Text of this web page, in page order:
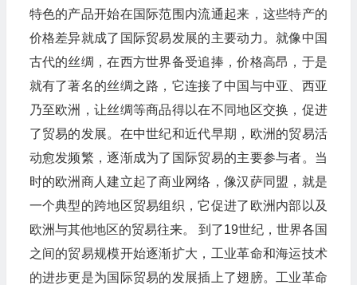
特色的产品开始在国际范围内流通起来，这些特产的
价格差异就成了国际贸易发展的主要动力。就像中国
古代的丝绸，在西方世界备受追捧，价格高昂，于是
就有了著名的丝绸之路，它连接了中国与中亚、西亚
乃至欧洲，让丝绸等商品得以在不同地区交换，促进
了贸易的发展。在中世纪和近代早期，欧洲的贸易活
动愈发频繁，逐渐成为了国际贸易的主要参与者。当
时的欧洲商人建立起了商业网络，像汉萨同盟，就是
一个典型的跨地区贸易组织，它促进了欧洲内部以及
欧洲与其他地区的贸易往来。​ 到了19世纪，世界各国
之间的贸易规模开始逐渐扩大，工业革命和海运技术
的进步更是为国际贸易的发展插上了翅膀。工业革命